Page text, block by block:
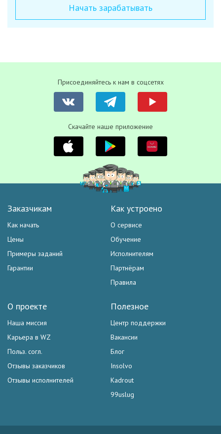
Начать зарабатывать
Присоединяйтесь к нам в соцсетях
Скачайте наше приложение
Заказчикам
Как начать
Цены
Примеры заданий
Гарантии
Как устроено
О сервисе
Обучение
Исполнителям
Партнёрам
Правила
Полезное
Центр поддержки
Вакансии
Блог
Insolvo
Kadrout
99uslug
О проекте
Наша миссия
Карьера в WZ
Польз. согл.
Отзывы заказчиков
Отзывы исполнителей